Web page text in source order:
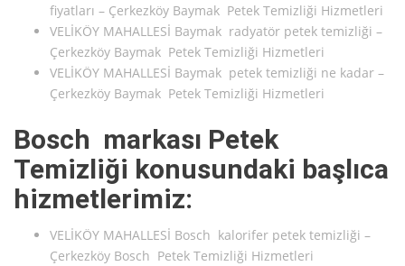
fiyatları – Çerkezköy Baymak Petek Temizliği Hizmetleri
VELİKÖY MAHALLESİ Baymak radyatör petek temizliği –
Çerkezköy Baymak Petek Temizliği Hizmetleri
VELİKÖY MAHALLESİ Baymak petek temizliği ne kadar –
Çerkezköy Baymak Petek Temizliği Hizmetleri
Bosch markası Petek
Temizliği konusundaki başlıca
hizmetlerimiz:
VELİKÖY MAHALLESİ Bosch kalorifer petek temizliği –
Çerkezköy Bosch Petek Temizliği Hizmetleri